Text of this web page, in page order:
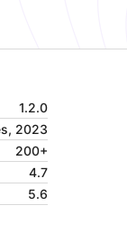
1.2.0
2023
200+
4.7
5.6